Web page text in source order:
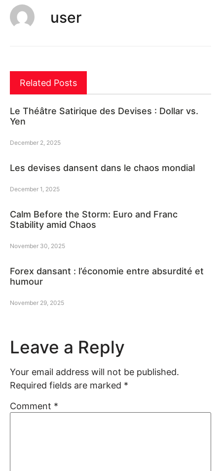
user
Related Posts
Le Théâtre Satirique des Devises : Dollar vs.
Yen
December 2, 2025
Les devises dansent dans le chaos mondial
December 1, 2025
Calm Before the Storm: Euro and Franc
Stability amid Chaos
November 30, 2025
Forex dansant : l’économie entre absurdité et
humour
November 29, 2025
Leave a Reply
Your email address will not be published.
Required fields are marked *
Comment *